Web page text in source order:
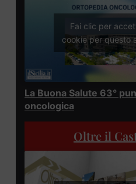
Fai clic per
cookie per questo
La Buona Salute 63°
oncologica
Oltre il